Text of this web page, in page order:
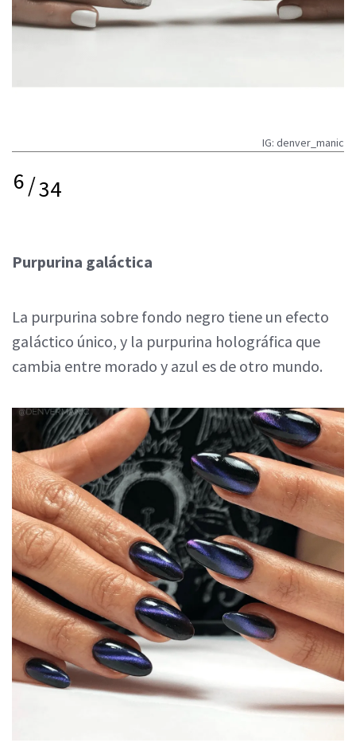
IG: denver_manic
6/34
Purpurina galáctica
La purpurina sobre fondo negro tiene un efecto
galáctico único, y la purpurina holográfica que
cambia entre morado y azul es de otro mundo.